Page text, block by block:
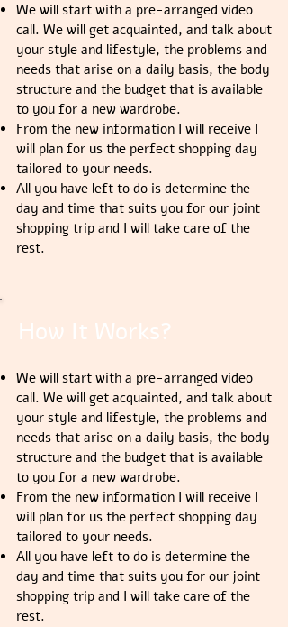
We will start with a pre-arranged video
call. We will get acquainted, and talk about
your style and lifestyle, the problems and
needs that arise on a daily basis, the body
structure and the budget that is available
to you for a new wardrobe.
From the new information I will receive I
will plan for us the perfect shopping day
tailored to your needs.
All you have left to do is determine the
day and time that suits you for our joint
shopping trip and I will take care of the
rest.
How It Works?
We will start with a pre-arranged video
call. We will get acquainted, and talk about
your style and lifestyle, the problems and
needs that arise on a daily basis, the body
structure and the budget that is available
to you for a new wardrobe.
From the new information I will receive I
will plan for us the perfect shopping day
tailored to your needs.
All you have left to do is determine the
day and time that suits you for our joint
shopping trip and I will take care of the
rest.